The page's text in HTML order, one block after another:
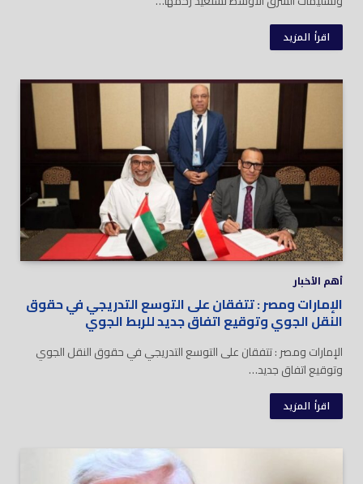
اقرأ المزيد
أهم الأخبار
الإمارات ومصر : تتفقان على التوسع التدريجي في حقوق
النقل الجوي وتوقيع اتفاق جديد للربط الجوي
الإمارات ومصر : تتفقان على التوسع التدريجي في حقوق النقل الجوي
وتوقيع اتفاق جديد…
اقرأ المزيد